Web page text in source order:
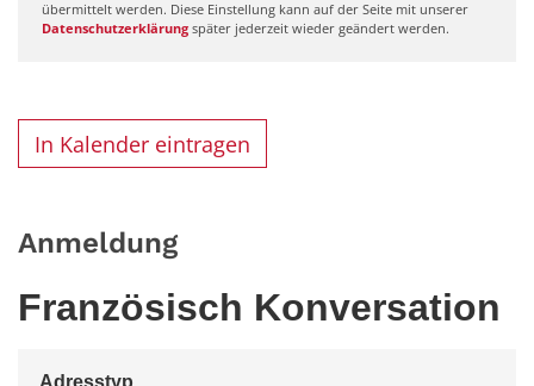
übermittelt werden. Diese Einstellung kann auf der Seite mit unserer
Datenschutzerklärung später jederzeit wieder geändert werden.
In Kalender eintragen
Anmeldung